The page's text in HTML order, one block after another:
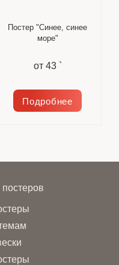
Постер "Синее, синее
море"
от 43 `
Подробнее